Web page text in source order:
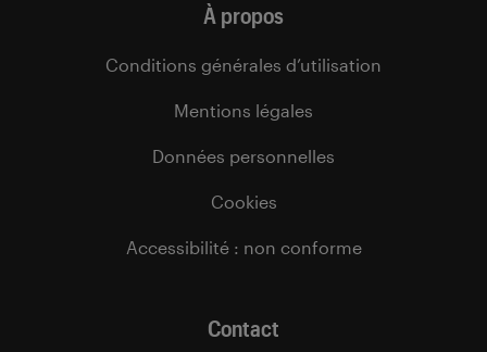
À propos
Conditions générales d’utilisation
Mentions légales
Données personnelles
Cookies
Accessibilité : non conforme
Contact